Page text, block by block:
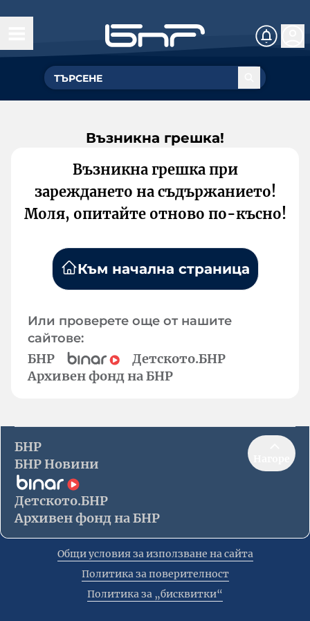
Възникна грешка!
Възникна грешка при
зареждането на съдържанието!
Моля, опитайте отново по-късно!
Към начална страница
Или проверете още от нашите
сайтове:
БНР
Детското.БНР
Архивен фонд на БНР
БНР
БНР Новини
Детското.БНР
Архивен фонд на БНР
Общи условия за използване на сайта
Политика за поверителност
Политика за „бисквитки“